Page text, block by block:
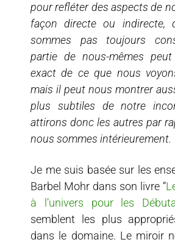
pour refléter des aspects de
façon directe ou indirecte,
sommes pas toujours
partie de nous-mêmes
exact de ce que nous
mais il peut nous montrer
plus subtiles de notre
attirons donc les autres par
nous sommes intérieurement.
Je me suis basée sur les
Barbel Mohr dans son livre “
à l’univers pour les
semblent les plus
dans le domaine. Le miroir